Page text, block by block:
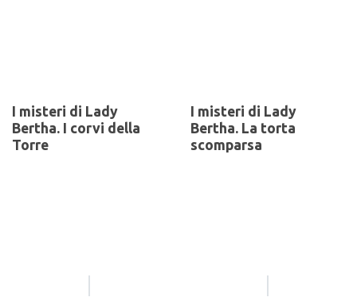
I misteri di Lady
Bertha. I corvi della
Torre
I misteri di Lady
Bertha. La torta
scomparsa